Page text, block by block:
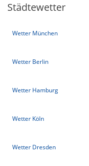
Städtewetter
Wetter München
Wetter Berlin
Wetter Hamburg
Wetter Köln
Wetter Dresden